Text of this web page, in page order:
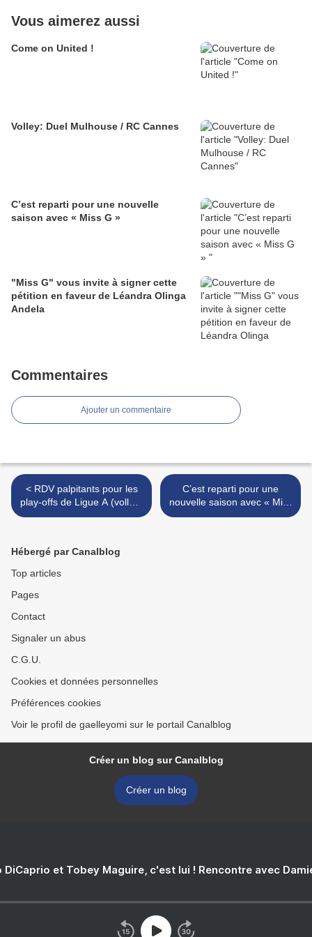
Vous aimerez aussi
Come on United !
Volley: Duel Mulhouse / RC Cannes
C’est reparti pour une nouvelle
saison avec « Miss G »
"Miss G" vous invite à signer cette
pétition en faveur de Léandra Olinga
Andela
Commentaires
Ajouter un commentaire
< RDV palpitants pour les
play-offs de Ligue A (volley)
et pour Chelsea /OL en
C’est reparti pour une
nouvelle saison avec « Miss
G » >
Hébergé par Canalblog
Top articles
Pages
Contact
Signaler un abus
C.G.U.
Cookies et données personnelles
Préférences cookies
Voir le profil de gaelleyomi sur le portail Canalblog
Créer un blog sur Canalblog
Créer un blog
DiCaprio et Tobey Maguire, c'est lui ! Rencontre avec